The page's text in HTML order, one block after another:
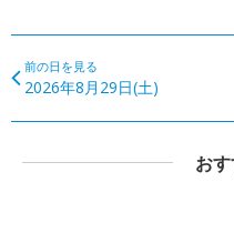
前の日を見る
2026年8月29日(土)
お